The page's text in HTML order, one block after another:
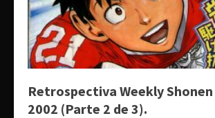
Retrospectiva Weekly Shonen
2002 (Parte 2 de 3).